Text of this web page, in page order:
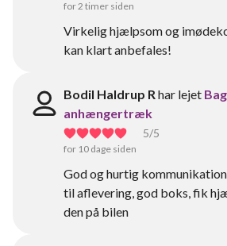
for 2 timer siden
Virkelig hjælpsom og
kan klart anbefales!
Bodil Haldrup Rhar lejet
anhængertræk
5/5
for 10 dage siden
God og hurtig
til aflevering, god boks, fik
den på bilen